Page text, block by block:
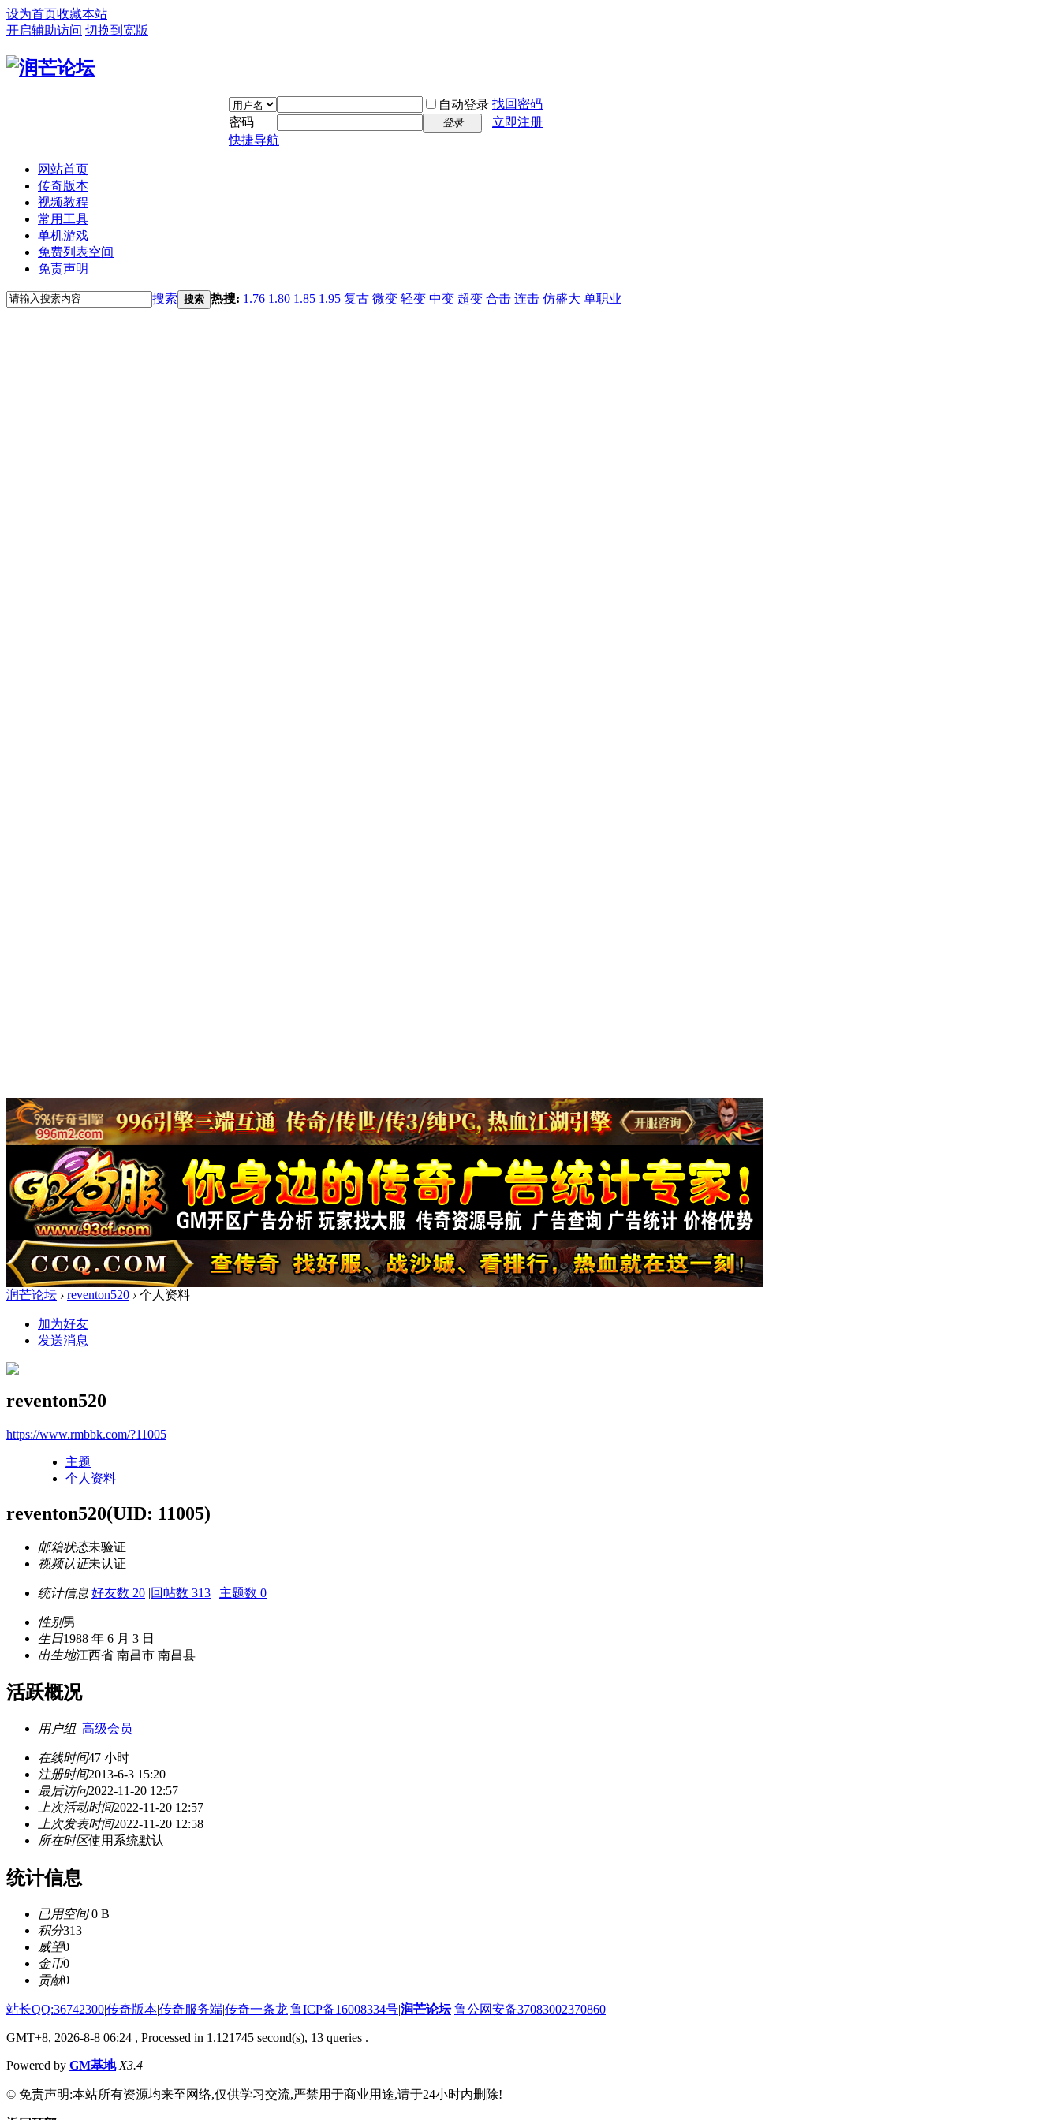
设为首页收藏本站
开启辅助访问 切换到宽版
自动登录 找回密码
密码
登录
立即注册
快捷导航
网站首页
传奇版本
视频教程
常用工具
单机游戏
免费列表空间
免责声明
搜索 搜索 热搜: 1.76 1.80 1.85 1.95 复古 微变 轻变 中变 超变 合击 连击 仿盛大 单职业
润芒论坛 › reventon520 › 个人资料
加为好友
发送消息
reventon520
https://www.rmbbk.com/?11005
主题
个人资料
reventon520(UID: 11005)
邮箱状态未验证
视频认证未认证
统计信息 好友数 20 |回帖数 313 | 主题数 0
性别男
生日1988 年 6 月 3 日
出生地江西省 南昌市 南昌县
活跃概况
用户组 高级会员
在线时间47 小时
注册时间2013-6-3 15:20
最后访问2022-11-20 12:57
上次活动时间2022-11-20 12:57
上次发表时间2022-11-20 12:58
所在时区使用系统默认
统计信息
已用空间0 B
积分313
威望0
金币0
贡献0
站长QQ:36742300|传奇版本|传奇服务端|传奇一条龙|鲁ICP备16008334号|润芒论坛 鲁公网安备37083002370860
GMT+8, 2026-8-8 06:24 , Processed in 1.121745 second(s), 13 queries .
Powered by GM基地 X3.4
© 免责声明:本站所有资源均来至网络,仅供学习交流,严禁用于商业用途,请于24小时内删除!